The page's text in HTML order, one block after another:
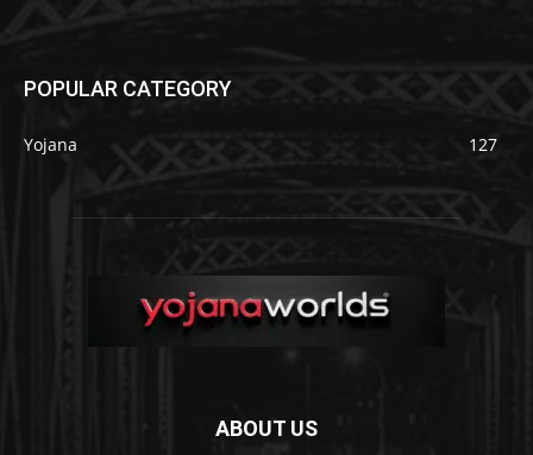
POPULAR CATEGORY
Yojana 127
ABOUT US